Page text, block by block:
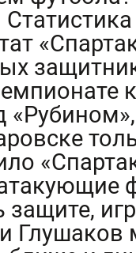
Глушаков